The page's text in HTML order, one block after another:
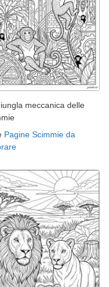
meccanica delle
Pagine Scimmie da